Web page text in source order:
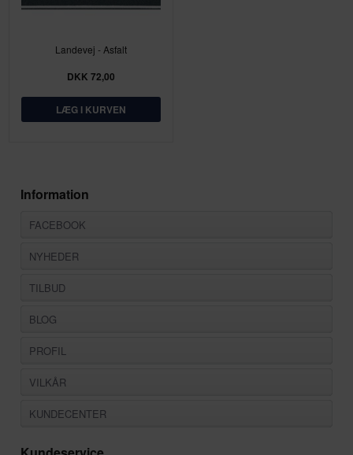
Landevej - Asfalt
DKK 72,00
Information
FACEBOOK
NYHEDER
TILBUD
BLOG
PROFIL
VILKÅR
KUNDECENTER